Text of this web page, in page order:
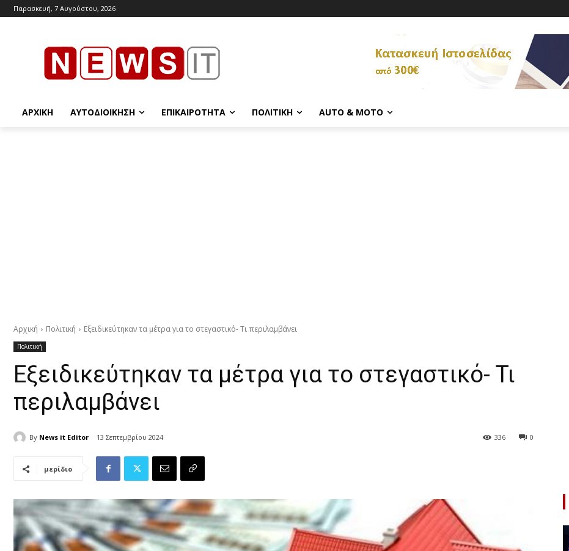
Παρασκευή, 7 Αυγούστου, 2026
ΑΡΧΙΚΉ ΑΥΤΟΔΙΟΊΚΗΣΗ ΕΠΙΚΑΙΡΌΤΗΤΑ ΠΟΛΙΤΙΚΉ AUTO & MOTO
Αρχική Πολιτική Εξειδικεύτηκαν τα μέτρα για το στεγαστικό- Τι περιλαμβάνει
Πολιτική
Εξειδικεύτηκαν τα μέτρα για το στεγαστικό- Τι
περιλαμβάνει
By News it Editor 13 Σεπτεμβρίου 2024 0
336
μερίδιο